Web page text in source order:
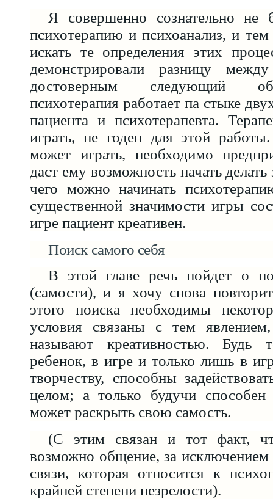
Я совершенно сознательно не
психотерапию и психоанализ, и
искать те определения этих
демонстрировали разницу
достоверным следующий
психотерапия работает па стыке
пациента и психотерапевта.
играть, не годен для этой
может играть, необходимо
даст ему возможность начать делать
чего можно начинать
существенной значимости игры
игре пациент креативен.
Поиск самого себя
В этой главе речь пойдет о
(самости), и я хочу снова
этого поиска необходимы
условия связаны с тем
называют креативностью. Будь
ребенок, в игре и только лишь в
творчеству, способны
целом; а только будучи способен
может раскрыть свою самость.
(С этим связан и тот факт,
возможно общение, за исключением
связи, которая относится к
крайней степени незрелости).